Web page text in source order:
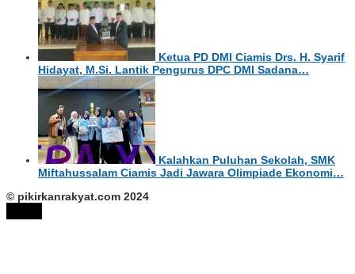
Ketua PD DMI Ciamis Drs. H. Syarif
Hidayat, M.Si. Lantik Pengurus DPC DMI Sadana…
Kalahkan Puluhan Sekolah, SMK
Miftahussalam Ciamis Jadi Jawara Olimpiade Ekonomi…
© pikirkanrakyat.com 2024